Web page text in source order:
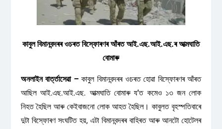
কাবুল বিমানবন্দৰৰ ওচৰত বিস্ফোৰণৰ আঁৰত আই.এছ.আই.এছ.ৰ আত্মঘাতি
বোমাৰু
অনলাইন বাৰ্ত্তাসেৱা –কাবুল বিমানবন্দৰৰ ওচৰত হোৱা বিস্ফোৰণৰ আঁৰত
আছিল আই.এছ.আই.এছ. আত্মঘাতি বোমাৰু য’ত কমেও ১৩ জন লোক
নিহত হৈছিল আৰু কেইবাজনো লোক আহত হৈছিল। কাবুলত বৃহস্পতিবাৰে
দুটা বিস্ফোৰণ সংঘটিত হয়, এটা বিমানবন্দৰৰ বাহিৰত আৰু আনটো হোটেলৰ